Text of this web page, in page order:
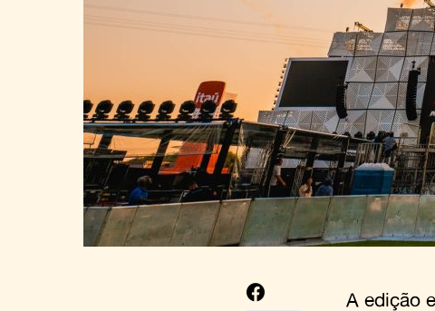
A edição